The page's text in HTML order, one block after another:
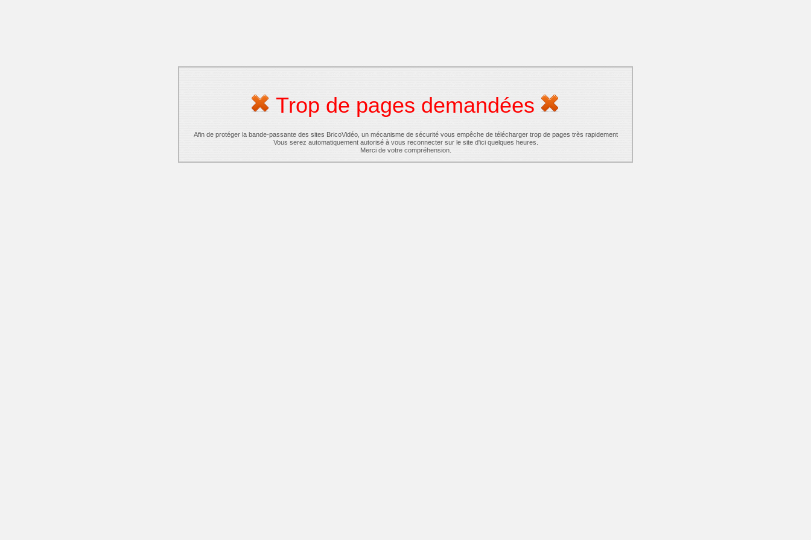
Trop de pages demandées
Afin de protéger la bande-passante des sites BricoVidéo, un mécanisme de sécurité vous empêche de télécharger trop de pages très rapidement
Vous serez automatiquement autorisé à vous reconnecter sur le site d'ici quelques heures.
Merci de votre compréhension.